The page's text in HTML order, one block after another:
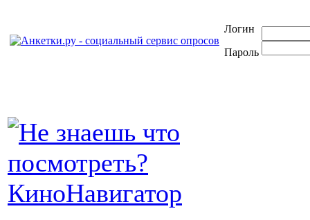
Логин
Пароль